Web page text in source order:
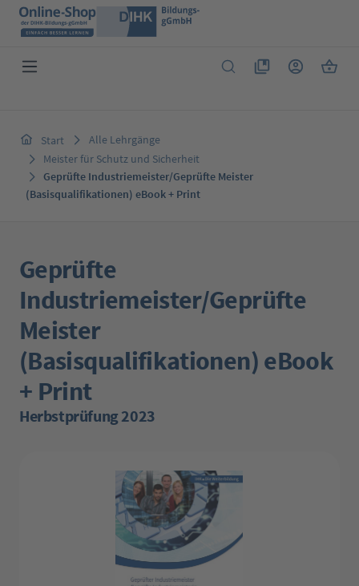
Zum Hauptinhalt springen
Du hast 0 Produkte
Start
Alle Lehrgänge
Meister für Schutz und Sicherheit
Geprüfte Industriemeister/Geprüfte Meister
(Basisqualifikationen) eBook + Print
Geprüfte
Industriemeister/Geprüfte
Meister
(Basisqualifikationen) eBook
+ Print
Herbstprüfung 2023